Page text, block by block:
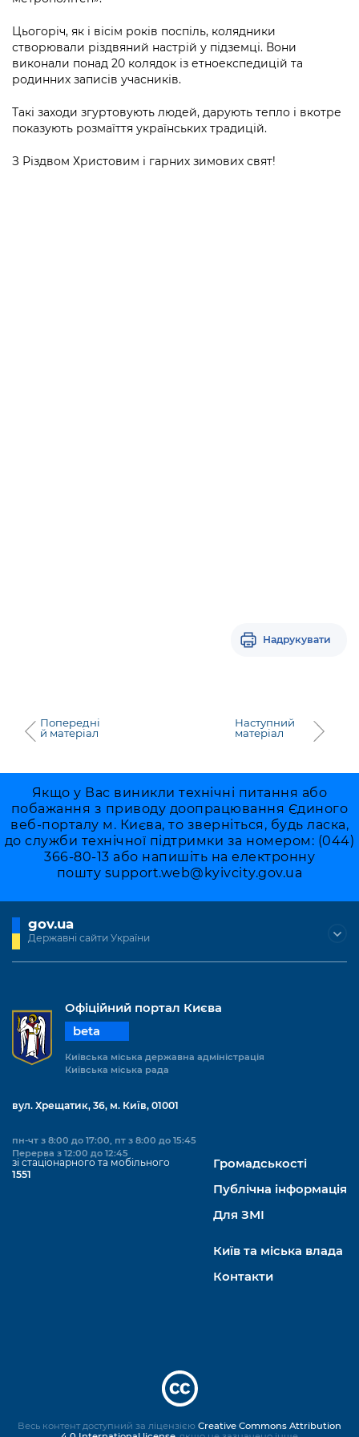
Підприємства, установи, організації
Kyiv International Relations
Річні звіти
Гендерна політика
Безбар'єрність
Портал Захисників та Захисниць
Безбар'єрність
Портал послуг
Міський застосунок Київ Цифровий
Важливе під час воєнного стану
Важливе під час воєнного стану
Портал даних Києва
Публічні дашборди
Цьогоріч, як і вісім років поспіль, колядники
створювали різдвяний настрій у підземці. Вони
виконали понад 20 колядок із етноекспедицій та
родинних записів учасників.
Такі заходи згуртовують людей, дарують тепло і вкотре
показують розмаїття українських традицій.
З Різдвом Христовим і гарних зимових свят!
Надрукувати
Попередні
й матеріал
Наступний
матеріал
Якщо у Вас виникли технічні питання або
побажання з приводу доопрацювання Єдиного
веб-порталу м. Києва, то зверніться, будь ласка,
до служби технічної підтримки за номером: (044)
366-80-13 або напишіть на електронну
пошту support.web@kyivcity.gov.ua
gov.ua
Державні сайти України
Офіційний портал Києва
beta
Київська міська державна адміністрація
Київська міська рада
вул. Хрещатик, 36, м. Київ, 01001
пн-чт з 8:00 до 17:00, пт з 8:00 до 15:45
Перерва з 12:00 до 12:45
зі стаціонарного та мобільного
1551
Громадськості
Публічна інформація
Для ЗМІ
Київ та міська влада
Контакти
Весь контент доступний за ліцензією Creative Commons Attribution